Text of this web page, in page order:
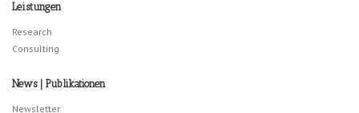
Leistungen
Research
Consulting
News | Publikationen
Newsletter